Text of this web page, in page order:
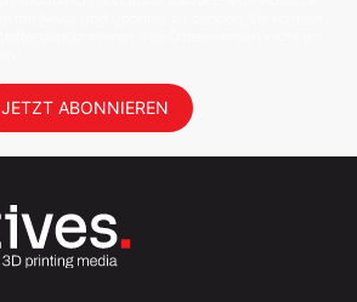
JETZT ABONNIEREN